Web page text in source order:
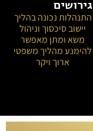
גירושים
התנהלות נכונה בהליך
יישוב סיכסוך וניהול
משא ומתן מאפשר
להימנע מהליך משפטי
ארוך ויקר